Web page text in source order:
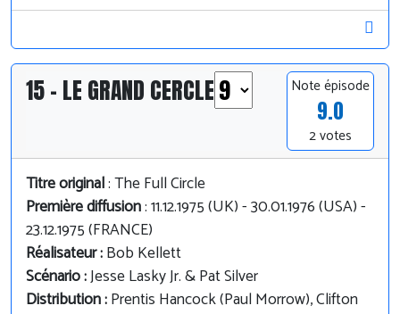
15 - LE GRAND CERCLE Note épisode
9.0
2 votes
Titre original: The Full Circle
Première diffusion: 11.12.1975 (UK) - 30.01.1976 (USA) -
23.12.1975 (FRANCE)
Réalisateur :Bob Kellett
Scénario :Jesse Lasky Jr. & Pat Silver
Distribution :Prentis Hancock (Paul Morrow), Clifton